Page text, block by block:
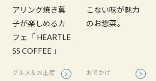
アリング焼き菓
子が楽しめるカ
フェ「 HEARTLE
SS COFFEE 」
グルメ＆お土産
こない味が魅力
のお惣菜。
おでかけ